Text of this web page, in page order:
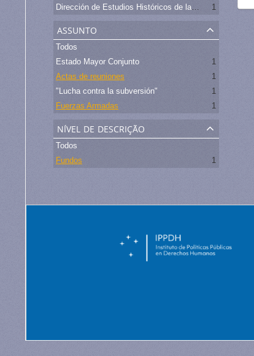
Dirección de Estudios Históricos de la Fuerza Aérea
1
assunto
Todos
Estado Mayor Conjunto
1
Actas de reuniones
1
"Lucha contra la subversión"
1
Fuerzas Armadas
1
nível de descrição
Todos
Fundos
1